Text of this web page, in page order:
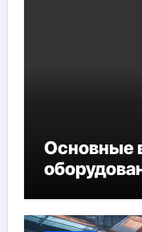
Основные